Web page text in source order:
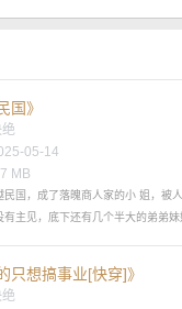
国》
05-14
MB
民国，成了落魄商人家的小 姐，被
有主见，底下还有几个半大的弟弟
只想搞事业[快穿]》